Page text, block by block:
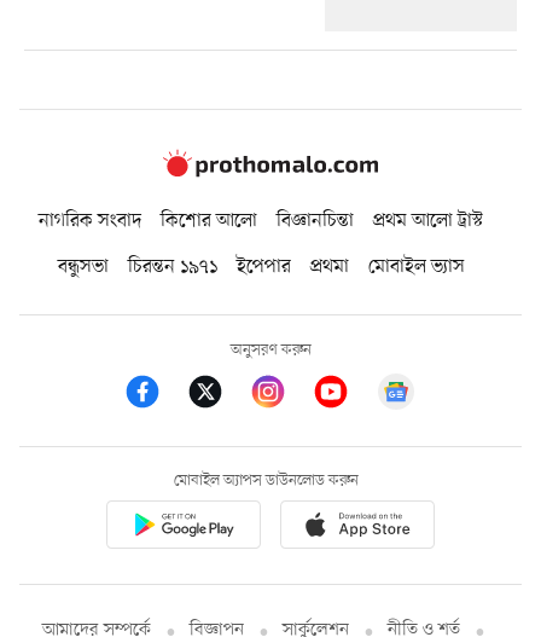
নাগরিক সংবাদ কিশোর আলো বিজ্ঞানচিন্তা
প্রথম আলো ট্রাস্ট
বন্ধুসভা
চিরন্তন ১৯৭১ ইপেপার প্রথমা মোবাইল ভ্যাস
অনুসরণ করুন
মোবাইল অ্যাপস ডাউনলোড করুন
আমাদের সম্পর্কে বিজ্ঞাপন সার্কুলেশন নীতি ও শর্ত